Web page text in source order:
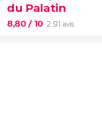
d'attente
du Palatin
8,80/ 10 2 511 avis